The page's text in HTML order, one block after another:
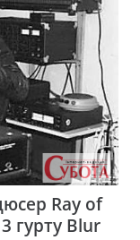
Ray of
гурту Blur